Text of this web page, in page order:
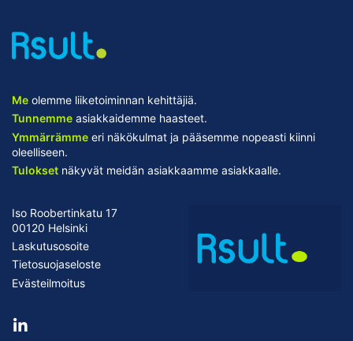
Me olemme liiketoiminnan kehittäjiä.
Tunnemme asiakkaidemme haasteet.
Ymmärrämme eri näkökulmat ja pääsemme nopeasti kiinni
oleelliseen.
Tulokset näkyvät meidän asiakkaamme asiakkaalle.
Iso Roobertinkatu 17
00120 Helsinki
Laskutusosoite
Tietosuojaseloste
Evästeilmoitus